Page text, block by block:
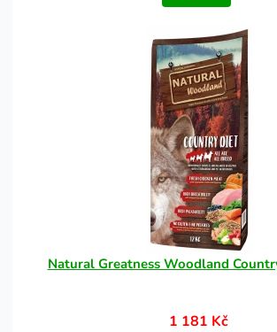
Natural Greatness Woodland
1 181 Kč